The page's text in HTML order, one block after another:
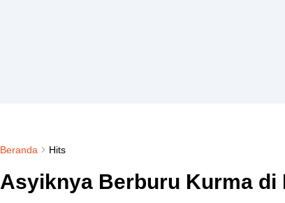
Beranda Hits
Asyiknya Berburu Kurma di